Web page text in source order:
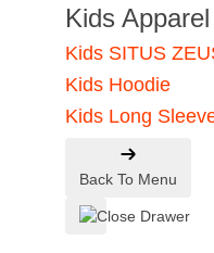
Kids Apparel
Kids SITUS
Kids Hoodie
Kids Long
Back To Menu